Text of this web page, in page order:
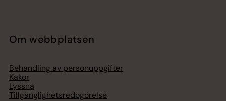
Om webbplatsen
Behandling av personuppgifter
Kakor
Lyssna
Tillgänglighetsredogörelse